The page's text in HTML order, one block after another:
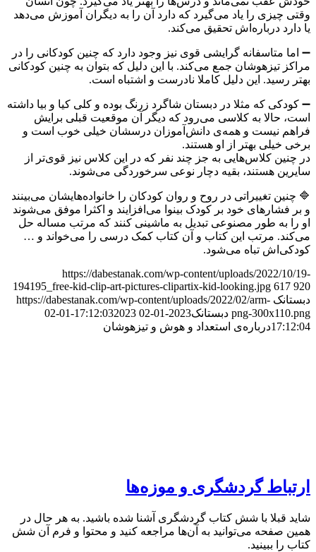
وقتی چیزی را یاد می‌گیرد که دارد آن را به دیگران آموزش می‌دهد
یا دارد درباره‌اش تحقیق می‌کند.
➖ اما متاسفانه گرایشی قوی نیز وجود دارد که چنین کودکانی را در
مراکز تیزهوشان جمع می‌کند. با این دلیل که بتوان به چنین کودکانی
بهتر رسید. این دلیل کاملا نادرست و اشتباه است.
➖ کودکی که مثلا در دبستان شاگرد زرنگ بوده و کلی کیا و بیا داشته
است، حالا به کلاسی می‌رود که دیگر آن موقعیت قبلی برایش
فراهم نیست و همه‌ی دانش‌آموزان درسشان خیلی خوب است و
برخی خیلی بهتر از او هستند.
در چنین کلاس‌هایی به جز چند نفر که در این کلاس نیز قوی‌تر از
سایرین هستند، بقیه دچار نوعی سرخوردگی می‌شوند.
🔷 چنین تغییراتی در روح و روان کودکان را خانواده‌هایشان می‌بینند
و بر فشارهای خود بر کودک بینوا می‌افزایند و اکثرا موفق می‌شوند
او را به طور مصنوعی تبدیل به ماشینی کنند که مرتب مساله حل
می‌کند. مرتب این کتاب و آن کتاب کمک درسی را می‌خواند و …
کودکی‌اش تباه می‌شود.
https://dabestanak.com/wp-content/uploads/2022/10/19-
194195_free-kid-clip-art-pictures-clipartix-kid-looking.jpg 617 920
دبستانک https://dabestanak.com/wp-content/uploads/2022/02/arm-
png-300x110.png دبستانک2023-01-02 17:12:03
2023-01-02
17:12:04درباره‌ی استعداد و هوش و تیزهوشان
ارتباط گردشگری و موزه‌ها
شاید قبلا با شش کتاب گردشگری آشنا شده باشید. به هر حال در
همین صفحه می‌توانید به آن‌ها مراجعه کنید و محتوا و فرم آن شش
کتاب را ببینید.